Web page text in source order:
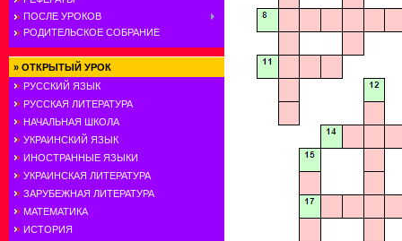
ПОСЛЕ УРОКОВ
РОДИТЕЛЬСКОЕ СОБРАНИЕ
» ОТКРЫТЫЙ УРОК
РУССКИЙ ЯЗЫК
РУССКАЯ ЛИТЕРАТУРА
НАЧАЛЬНАЯ ШКОЛА
УКРАИНСКИЙ ЯЗЫК
ИНОСТРАННЫЕ ЯЗЫКИ
УКРАИНСКАЯ ЛИТЕРАТУРА
ЗАРУБЕЖНАЯ ЛИТЕРАТУРА
МАТЕМАТИКА
ИСТОРИЯ